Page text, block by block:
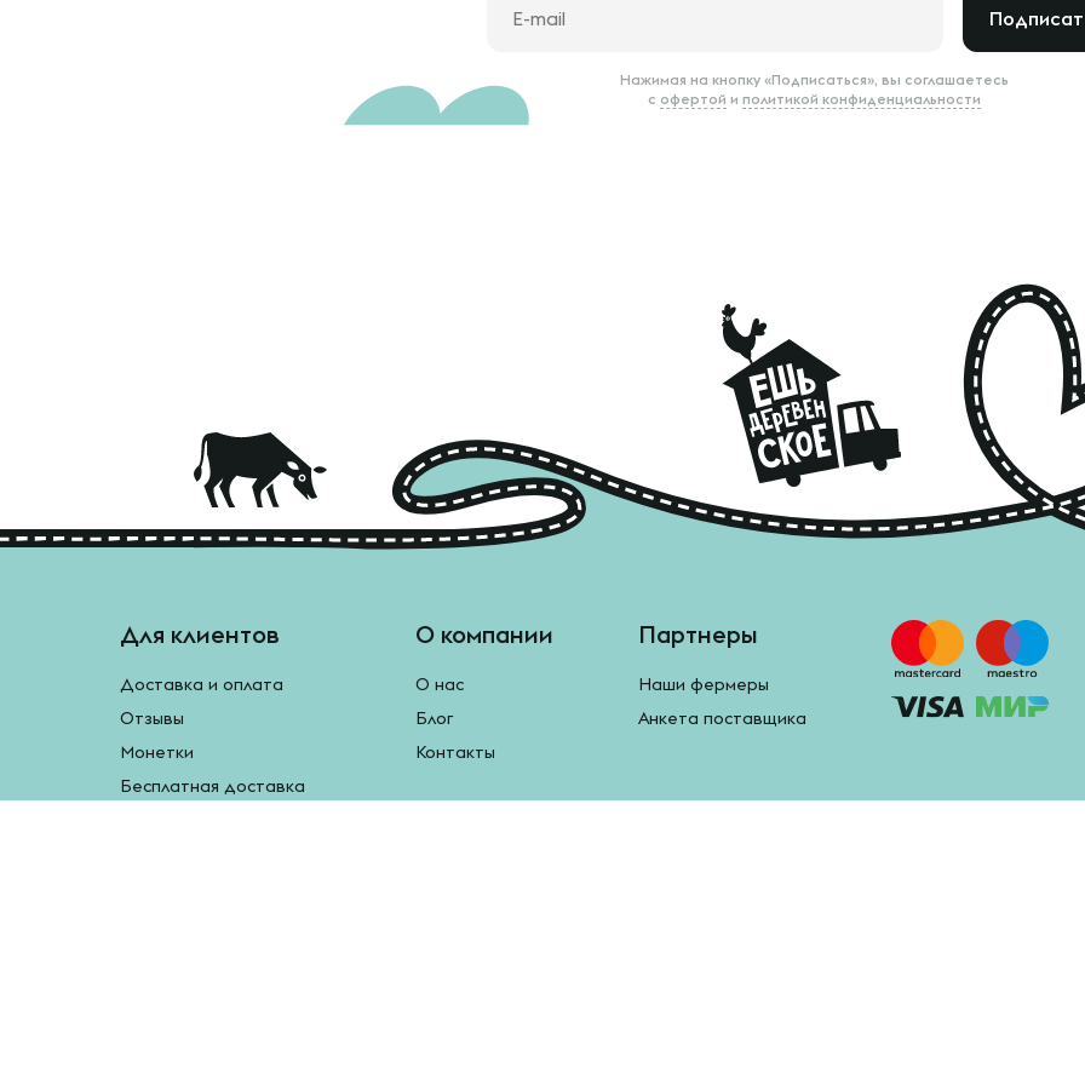
Нажимая на кнопку «Подписаться», вы соглашаетесь
с офертой и политикой конфиденциальности
Для клиентов
Доставка и оплата
Отзывы
Монетки
Бесплатная доставка
О компании
О нас
Блог
Контакты
Партнеры
Наши фермеры
Анкета поставщика